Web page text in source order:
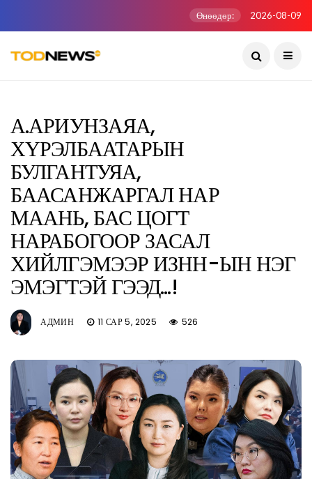
Өнөөдөр: 2026-08-09
А.АРИУНЗАЯА,
ХҮРЭЛБААТАРЫН
БУЛГАНТУЯА,
БААСАНЖАРГАЛ НАР
МААНЬ, БАС ЦОГТ
НАРАБОГООР ЗАСАЛ
ХИЙЛГЭМЭЭР ИЗНН-ЫН НЭГ
ЭМЭГТЭЙ ГЭЭД...!
АДМИН 11 САР 5, 2025 526